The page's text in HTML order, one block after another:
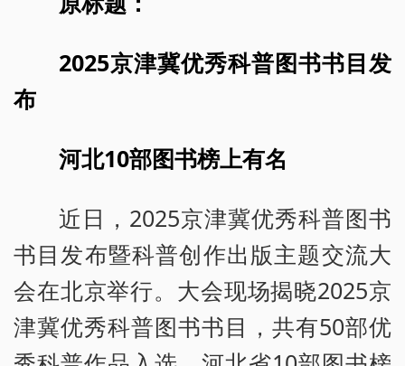
2025京津冀优秀科普图书书目发
布
河北10部图书榜上有名
近日，2025京津冀优秀科普图书
书目发布暨科普创作出版主题交流大
会在北京举行。大会现场揭晓2025京
津冀优秀科普图书书目，共有50部优